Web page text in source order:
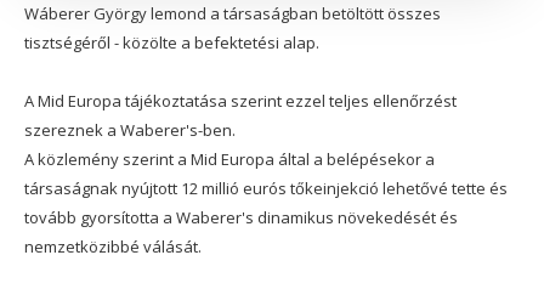
Wáberer György lemond a társaságban betöltött összes
tisztségéről - közölte a befektetési alap.
A Mid Europa tájékoztatása szerint ezzel teljes ellenőrzést
szereznek a Waberer's-ben.
A közlemény szerint a Mid Europa által a belépésekor a
társaságnak nyújtott 12 millió eurós tőkeinjekció lehetővé tette és
tovább gyorsította a Waberer's dinamikus növekedését és
nemzetközibbé válását.